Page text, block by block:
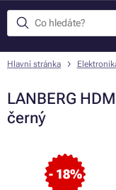
Hlavní stránka
LANBERG
černý
- 18%